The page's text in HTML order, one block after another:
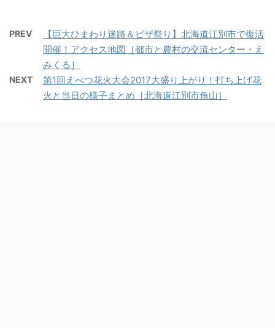
PREV
【巨大ひまわり迷路＆ピザ祭り】北海道江別市で復活
開催！アクセス地図［都市と農村の交流センター・え
みくる］
NEXT
第1回えべつ花火大会2017大盛り上がり！打ち上げ花
火と当日の様子まとめ［北海道江別市角山］